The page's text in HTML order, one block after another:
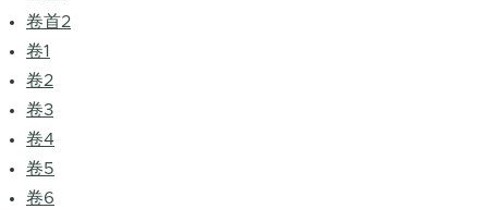
卷首2
卷1
卷2
卷3
卷4
卷5
卷6